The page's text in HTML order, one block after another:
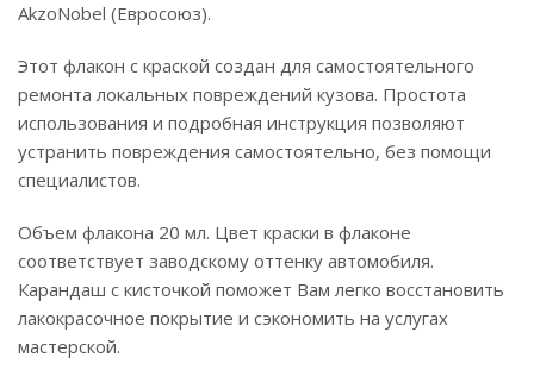
AkzoNobel (Евросоюз).
Этот флакон с краской создан для самостоятельного
ремонта локальных повреждений кузова. Простота
использования и подробная инструкция позволяют
устранить повреждения самостоятельно, без помощи
специалистов.
Объем флакона 20 мл. Цвет краски в флаконе
соответствует заводскому оттенку автомобиля.
Карандаш с кисточкой поможет Вам легко восстановить
лакокрасочное покрытие и сэкономить на услугах
мастерской.